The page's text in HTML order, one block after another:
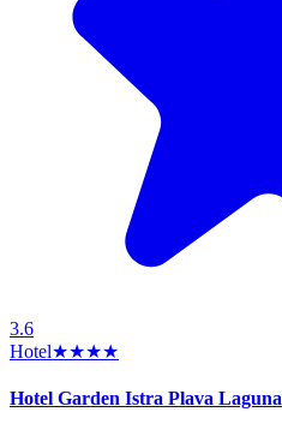
3.6
Hotel★★★★
Hotel Garden Istra Plava Laguna